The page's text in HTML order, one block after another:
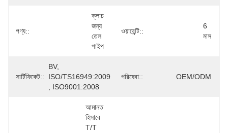
পণ্য::
ক্লাচ
জন্য
তেল
পাইপ
ওয়ারেন্টি::
6
মাস
সার্টিফিকেট::
BV,
ISO/TS16949:2009
, ISO9001:2008
পরিষেবা:: OEM/ODM
আমানত
হিসাবে
T/T